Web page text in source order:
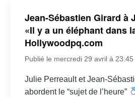
Jean-Sébastien Girard à
«Il y a un éléphant dans
Hollywoodpq.com
Publié le mercredi 29 avril à 23:45
Julie Perreault et Jean-
abordent le “sujet de l’heure”